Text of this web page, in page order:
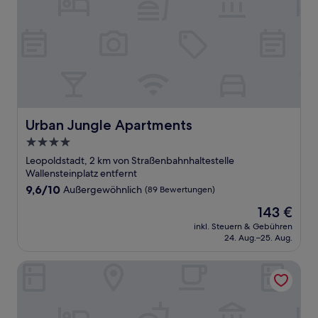
Urban Jungle Apartments
Urban Jungle Apartments
4.0-
Sterne-
Unterkunft
Leopoldstadt, 2 km von Straßenbahnhaltestelle
Wallensteinplatz entfernt
9.6
9,6/10 Außergewöhnlich (89 Bewertungen)
Der
Preis
beträgt
143 €
inkl. Steuern & Gebühren
24. Aug.–25. Aug.